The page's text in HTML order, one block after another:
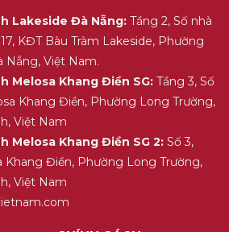
Lakeside Đà Nẵng:Tầng 2, Số nhà
KĐT Bàu Tràm Lakeside, Phường
Nẵng, Việt Nam.
Melosa Khang Điền SG:Tầng 3, Số
Khang Điền, Phường Long Trường,
Việt Nam
Melosa Khang Điền SG 2:Số 3,
Khang Điền, Phường Long Trường,
Việt Nam